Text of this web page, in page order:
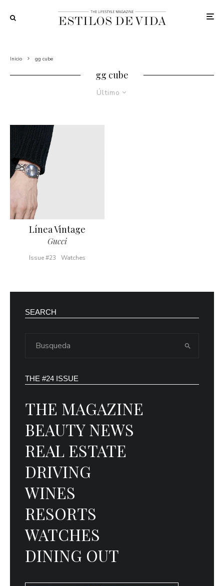
Inicio gg cube
gg cube
Último
Línea Vintage
Gucci
Issue #23 Watches
SEARCH
THE #24 ISSUE
THE MAGAZINE
BEAUTY NEWS
REAL ESTATE
DRIVING
WINES
RESORTS
WATCHES
DINING OUT